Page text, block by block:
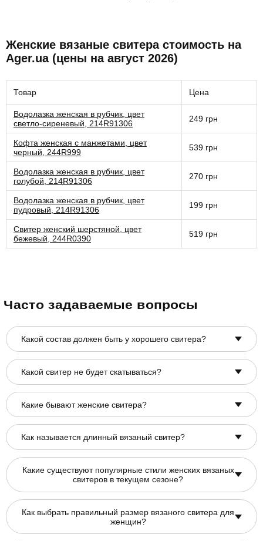
Женские вязаные свитера стоимость на
Ager.ua (цены на август 2026)
Товар Цена
Водолазка женская в рубчик, цвет
светло-сиреневый, 214R91306
249 грн
Кофта женская с манжетами, цвет
черный, 244R999
539 грн
Водолазка женская в рубчик, цвет
голубой, 214R91306
270 грн
Водолазка женская в рубчик, цвет
пудровый, 214R91306
199 грн
Свитер женский шерстяной, цвет
бежевый, 244R0390
519 грн
Часто задаваемые вопросы
Какой состав должен быть у хорошего свитера?
Какой свитер не будет скатываться?
Какие бывают женские свитера?
Как называется длинный вязаный свитер?
Какие существуют популярные стили женских вязаных
свитеров в текущем сезоне?
Как выбрать правильный размер вязаного свитера для
женщин?